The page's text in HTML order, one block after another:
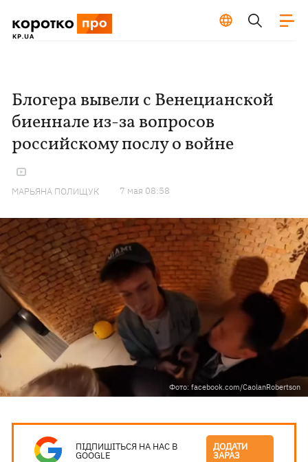
Блогера вывели с Венецианской
биеннале из-за вопросов
российскому послу о войне
МАРЬЯНА ПОЛИЩУК 7 мая 08:58
Фото: facebook.com/CaolanRobertson
ПІДПИШІТЬСЯ НА НАС В
GOOGLE
ДОДАТИ
ЗАРАЗ